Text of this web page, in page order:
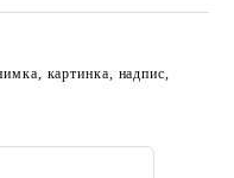
картинка, надпис,